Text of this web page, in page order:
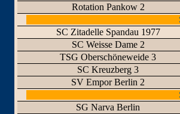
Rotation Pankow 2
SC Zitadelle Spandau 1977
SC Weisse Dame 2
TSG Oberschöneweide 3
SC Kreuzberg 3
SV Empor Berlin 2
SG Narva Berlin